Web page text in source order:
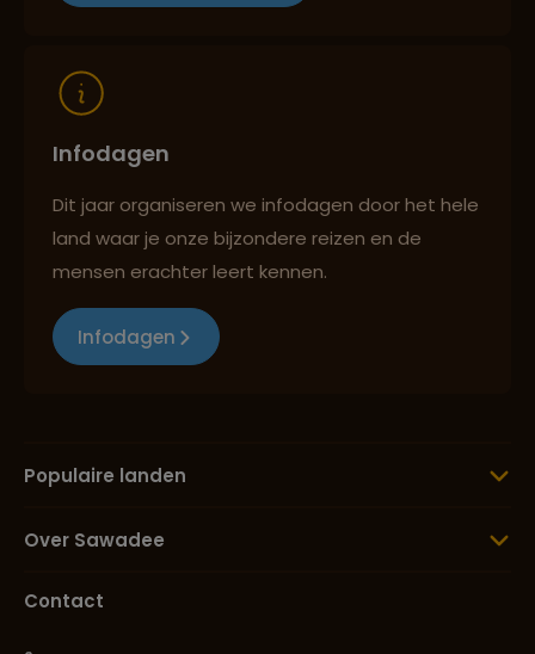
Infodagen
Dit jaar organiseren we infodagen door het hele
land waar je onze bijzondere reizen en de
mensen erachter leert kennen.
Infodagen
Populaire landen
Over Sawadee
Contact